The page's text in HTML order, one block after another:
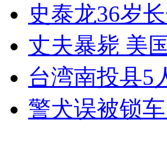
走！跟着总书记去植树
消防员救轻生者 花炮节热闹非凡
纽约上演“枕头大战”
史泰龙36岁
丈夫暴毙 美
台湾南投县5
警犬误被锁